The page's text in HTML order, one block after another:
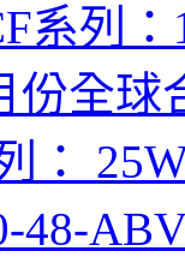
系列：
份全球
：
48-